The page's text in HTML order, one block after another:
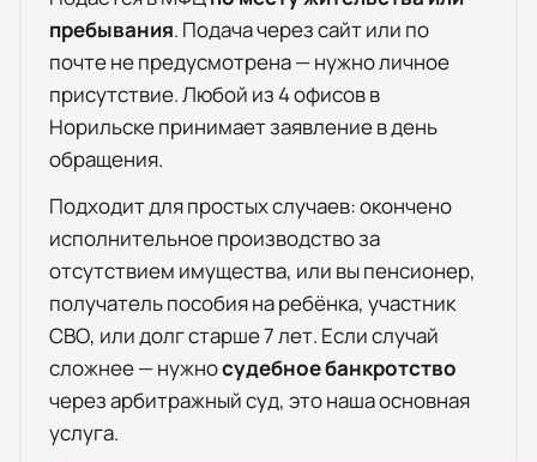
пребывания. Подача через сайт или по
почте не предусмотрена — нужно личное
присутствие. Любой из4офисовв
Норильскепринимает заявление в день
обращения.
Подходит для простых случаев: окончено
исполнительное производство за
отсутствием имущества, или вы пенсионер,
получатель пособия на ребёнка, участник
СВО, или долг старше 7 лет. Если случай
сложнее — нужносудебное банкротство
через арбитражный суд, это наша основная
услуга.